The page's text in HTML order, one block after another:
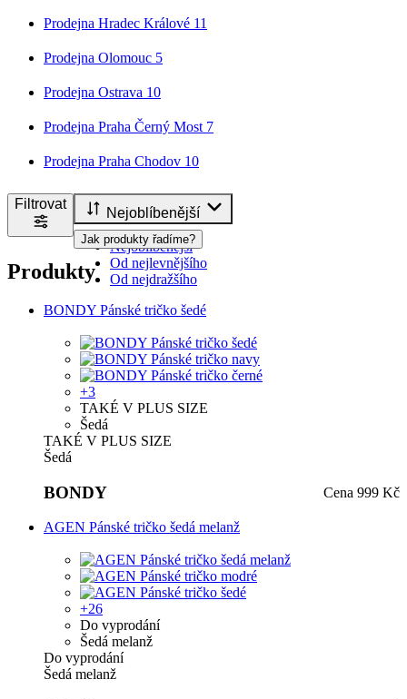
Prodejna Hradec Králové 11
Prodejna Olomouc 5
Prodejna Ostrava 10
Prodejna Praha Černý Most 7
Prodejna Praha Chodov 10
Filtrovat
Nejoblíbenější
Nejoblíbenější
Od nejlevnějšího
Od nejdražšího
Jak produkty řadíme?
Produkty
BONDY Pánské tričko šedé
+3
TAKÉ V PLUS SIZE
Šedá
TAKÉ V PLUS SIZE
Šedá
BONDY Cena 999 Kč
AGEN Pánské tričko šedá melanž
+26
Do vyprodání
Šedá melanž
Do vyprodání
Šedá melanž